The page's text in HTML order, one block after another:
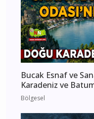
Bucak Esnaf ve
Karadeniz ve
Bölgesel